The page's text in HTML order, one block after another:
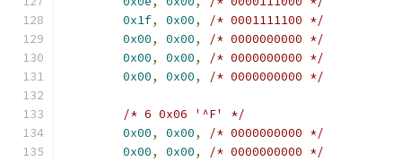
0x1f, 0x00,
/* 0001111100 */
0x00, 0x00,
/* 0000000000 */
0x00, 0x00,
/* 0000000000 */
0x00, 0x00, /* 0000000000 */
/* 6 0x06 '^F' */
0x00, 0x00,
/* 0000000000 */
0x00, 0x00,
/* 0000000000 */